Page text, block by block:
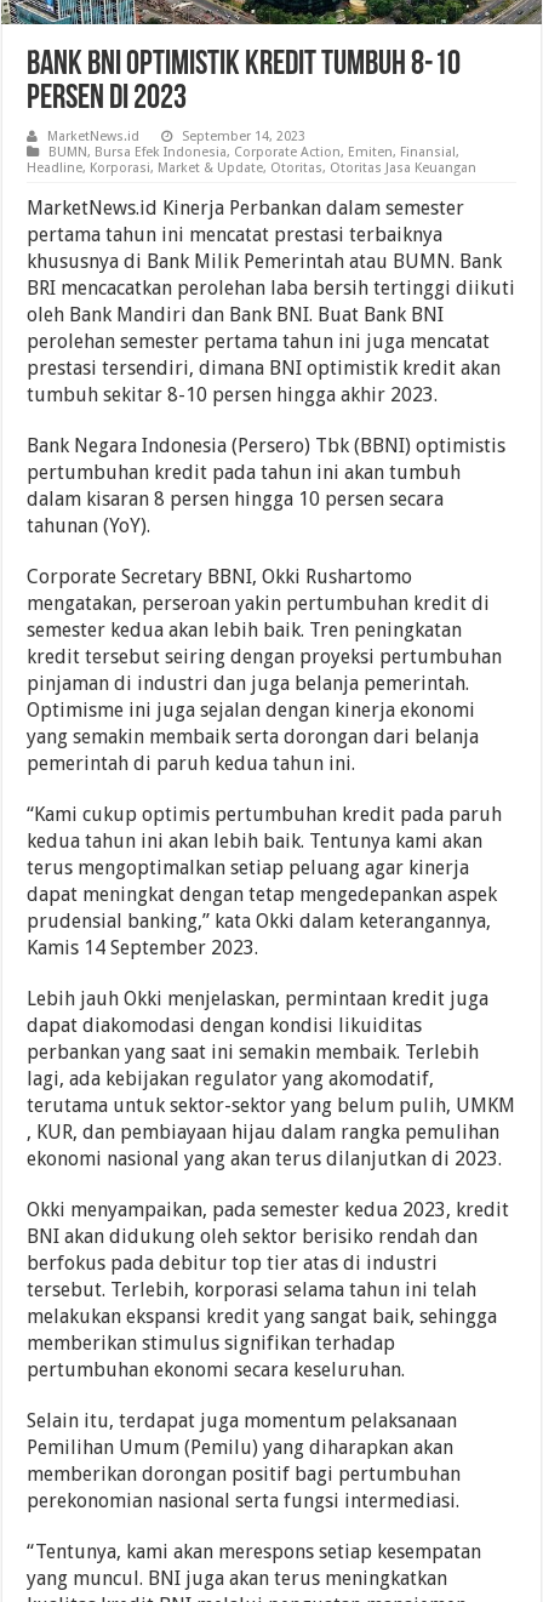
Bank BNI Optimistik Kredit Tumbuh 8-10
Persen Di 2023
MarketNews.id
September 14, 2023
BUMN, Bursa Efek Indonesia, Corporate Action, Emiten, Finansial,
Headline, Korporasi, Market & Update, Otoritas, Otoritas Jasa Keuangan
MarketNews.id Kinerja Perbankan dalam semester
pertama tahun ini mencatat prestasi terbaiknya
khususnya di Bank Milik Pemerintah atau BUMN. Bank
BRI mencacatkan perolehan laba bersih tertinggi diikuti
oleh Bank Mandiri dan Bank BNI. Buat Bank BNI
perolehan semester pertama tahun ini juga mencatat
prestasi tersendiri, dimana BNI optimistik kredit akan
tumbuh sekitar 8-10 persen hingga akhir 2023.
Bank Negara Indonesia (Persero) Tbk (BBNI) optimistis
pertumbuhan kredit pada tahun ini akan tumbuh
dalam kisaran 8 persen hingga 10 persen secara
tahunan (YoY).
Corporate Secretary BBNI, Okki Rushartomo
mengatakan, perseroan yakin pertumbuhan kredit di
semester kedua akan lebih baik. Tren peningkatan
kredit tersebut seiring dengan proyeksi pertumbuhan
pinjaman di industri dan juga belanja pemerintah.
Optimisme ini juga sejalan dengan kinerja ekonomi
yang semakin membaik serta dorongan dari belanja
pemerintah di paruh kedua tahun ini.
“Kami cukup optimis pertumbuhan kredit pada paruh
kedua tahun ini akan lebih baik. Tentunya kami akan
terus mengoptimalkan setiap peluang agar kinerja
dapat meningkat dengan tetap mengedepankan aspek
prudensial banking,” kata Okki dalam keterangannya,
Kamis 14 September 2023.
Lebih jauh Okki menjelaskan, permintaan kredit juga
dapat diakomodasi dengan kondisi likuiditas
perbankan yang saat ini semakin membaik. Terlebih
lagi, ada kebijakan regulator yang akomodatif,
terutama untuk sektor-sektor yang belum pulih, UMKM
, KUR, dan pembiayaan hijau dalam rangka pemulihan
ekonomi nasional yang akan terus dilanjutkan di 2023.
Okki menyampaikan, pada semester kedua 2023, kredit
BNI akan didukung oleh sektor berisiko rendah dan
berfokus pada debitur top tier atas di industri
tersebut. Terlebih, korporasi selama tahun ini telah
melakukan ekspansi kredit yang sangat baik, sehingga
memberikan stimulus signifikan terhadap
pertumbuhan ekonomi secara keseluruhan.
Selain itu, terdapat juga momentum pelaksanaan
Pemilihan Umum (Pemilu) yang diharapkan akan
memberikan dorongan positif bagi pertumbuhan
perekonomian nasional serta fungsi intermediasi.
“Tentunya, kami akan merespons setiap kesempatan
yang muncul. BNI juga akan terus meningkatkan